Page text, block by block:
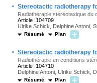
· Stereotactic radiotherapy
Radiothérapie stéréotaxique du
Article :104709
Ulrike Schick, Delphine Antoni,
Résumé Plan
· Stereotactic radiotherapy
Radiothérapie en conditions
Article :104710
Delphine Antoni, Ulrike Schick,
Résumé Plan